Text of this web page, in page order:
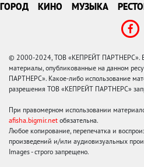
ГОРОД КИНО МУЗЫКА
© 2000-2024, ТОВ «КЕПРЕЙТ ПАРТНЕРС».
материалы, опубликованные на данном
ПАРТНЕРС». Какое-либо использование
разрешения ТОВ «КЕПРЕЙТ ПАРТНЕРС»
При правомерном использовании
afisha.bigmir.net обязательна.
Любое копирование, перепечатка и
произведений и/или аудиовизуальных
Images - строго запрещено.